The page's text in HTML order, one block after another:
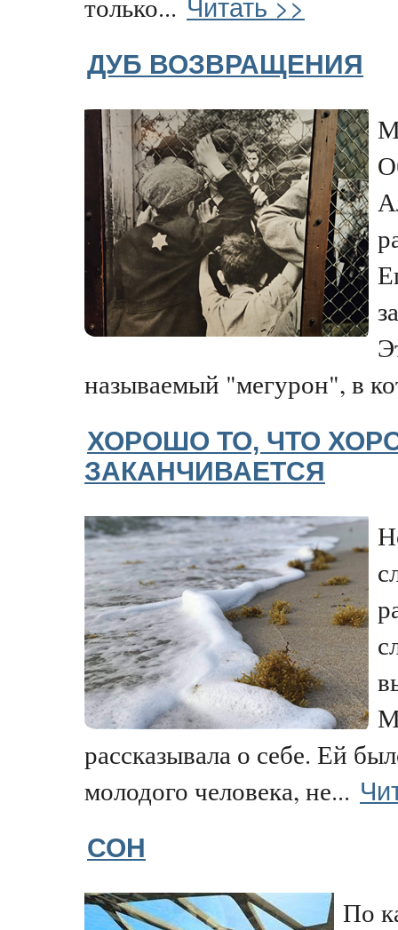
ДУБ ВОЗВРАЩЕНИЯ
называемый "мегурон", в
ХОРОШО ТО, ЧТО
ЗАКАНЧИВАЕТСЯ
рассказывала о себе. Ей
молодого человека, не...
СОН
По